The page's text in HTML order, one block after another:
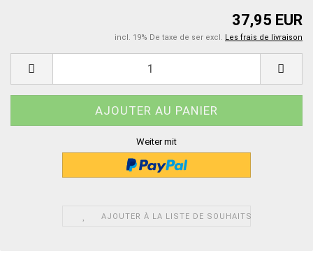
37,95 EUR
incl. 19% De taxe de ser excl. Les frais de livraison
Weiter mit
AJOUTER À LA LISTE DE SOUHAITS